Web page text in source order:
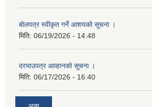
बोलपत्र स्वीकृत गर्ने आशयको सूचना ।
मिति: 06/19/2026 - 14:48
दरभाउपत्र आव्हानको सूचना ।
मिति: 06/17/2026 - 16:40